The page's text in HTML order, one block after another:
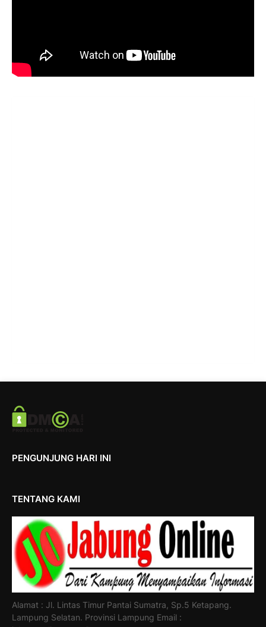
PENGUNJUNG HARI INI
TENTANG KAMI
Alamat : Jl. Lintas Timur Pantai Sumatra, Sp.5 Ketapang.
Lampung Selatan. Provinsi Lampung Email :